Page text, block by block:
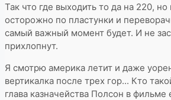
Так что где выходить то да на 220,
осторожно по пластунки и
самый важный момент будет. И не
прихлопнут.
Я смотрю америка летит и даже
вертикалка после трех гор... Кто
глава казначейства Полсон в фильме